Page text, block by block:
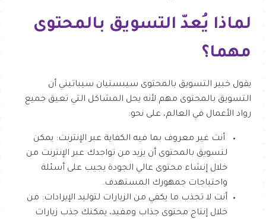
لماذا يُعدّ التسويق بالمحتوى
مهما؟
يقول خبير التسويق بالمحتوى سيبستيان سيباتيني أن
التسويق بالمحتوى مهم لأنه يحل المشاكل التي تعيق جميع
رواد الأعمال في العالم، على نحو:
أنت غير معروف بما فيه الكفاية عبر الإنترنت: يمكن
لتسويق بالمحتوى أن يزيد من تواجدك عبر الإنترنت من
خلال إنشاء محتوى عالي الجودة يجيب على أسئلة
واحتياجات جمهورك المستهدف.
أنت لا تجذب ما يكفي من الزيارات لتوليد الإيرادات: من
خلال إنتاج محتوى جذاب ومفيد، يمكنك جذب زيارات